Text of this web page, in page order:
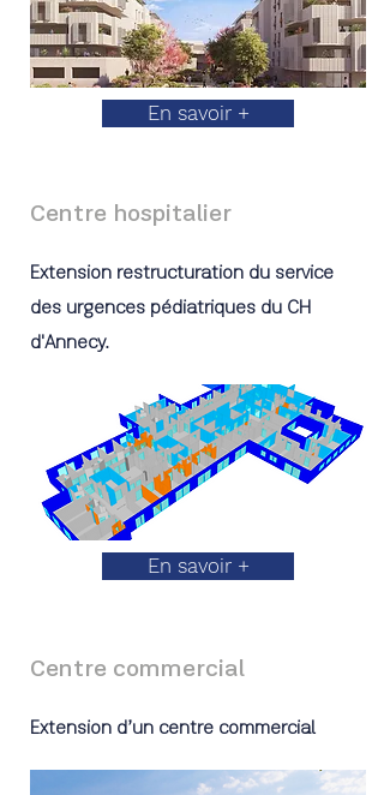
En savoir +
Centre hospitalier
Extension restructuration du service
des urgences pédiatriques du CH
d'Annecy.
En savoir +
Centre commercial
Extension d’un centre commercial